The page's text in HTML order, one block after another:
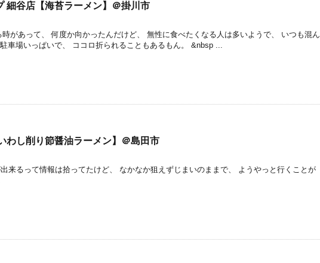
細谷店【海苔ラーメン】＠掛川市
があって、 何度か向かったんだけど、 無性に食べたくなる人は多いようで、 いつも混ん
車場いっぱいで、 ココロ折られることもあるもん。 &nbsp ...
わし削り節醤油ラーメン】＠島田市
って情報は拾ってたけど、 なかなか狙えずじまいのままで、 ようやっと行くことが